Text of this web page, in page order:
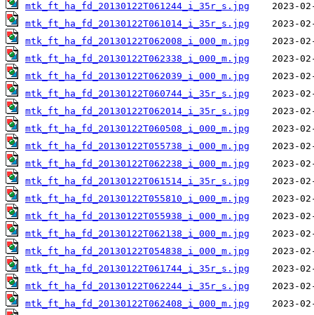
mtk_ft_ha_fd_20130122T061244_i_35r_s.jpg
mtk_ft_ha_fd_20130122T061014_i_35r_s.jpg
mtk_ft_ha_fd_20130122T062008_i_000_m.jpg
mtk_ft_ha_fd_20130122T062338_i_000_m.jpg
mtk_ft_ha_fd_20130122T062039_i_000_m.jpg
mtk_ft_ha_fd_20130122T060744_i_35r_s.jpg
mtk_ft_ha_fd_20130122T062014_i_35r_s.jpg
mtk_ft_ha_fd_20130122T060508_i_000_m.jpg
mtk_ft_ha_fd_20130122T055738_i_000_m.jpg
mtk_ft_ha_fd_20130122T062238_i_000_m.jpg
mtk_ft_ha_fd_20130122T061514_i_35r_s.jpg
mtk_ft_ha_fd_20130122T055810_i_000_m.jpg
mtk_ft_ha_fd_20130122T055938_i_000_m.jpg
mtk_ft_ha_fd_20130122T062138_i_000_m.jpg
mtk_ft_ha_fd_20130122T054838_i_000_m.jpg
mtk_ft_ha_fd_20130122T061744_i_35r_s.jpg
mtk_ft_ha_fd_20130122T062244_i_35r_s.jpg
mtk_ft_ha_fd_20130122T062408_i_000_m.jpg